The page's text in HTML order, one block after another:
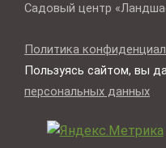
Садовый центр
Политика
Пользуясь сайтом, вы
персональных данных